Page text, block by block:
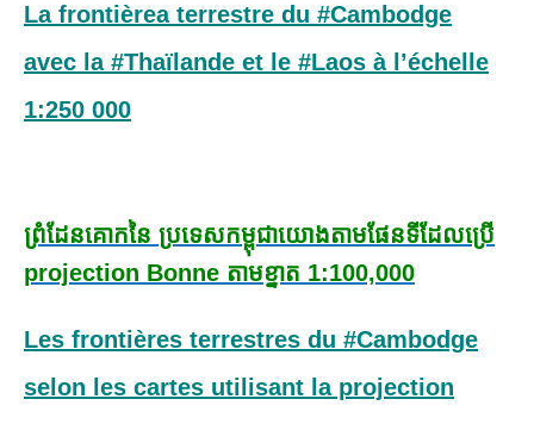
La frontièrea terrestre du #Cambodge
avec la #Thaïlande et le #Laos à l’échelle
1:250 000
ព្រំដែនគោកនៃ ប្រទេសកម្ពុជាយោងតាមផែនទីដែលប្រើ
projection Bonne តាមខ្នាត 1:100,000
Les frontières terrestres du #Cambodge
selon les cartes utilisant la projection